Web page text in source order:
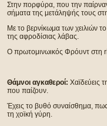
Στην πορφύρα, που την
σήματα της μετάληψής τους
Με το βερνίκωμα των χειλιών
της αφροδίσιας λάβας.
Ο πρωτομινωικός Φρόυντ στη
Θάμνοι αγκαθεροί: Χαϊδεύεις
που παίζουν.
Έχεις το βυθό συναίσθημα,
τη χοϊκή γύρη.